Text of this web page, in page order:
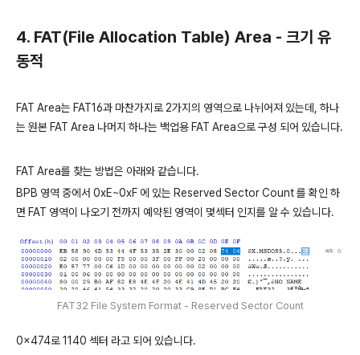
4. FAT(File Allocation Table) Area - 크기 유
동적
FAT Area는 FAT16과 마찬가지로 2가지의 영역으로 나뉘어져 있는데, 하나
는 원본 FAT Area 나머지 하나는 백업용 FAT Area으로 구성 되어 있습니다.
FAT Area를 찾는 방법은 아래와 같습니다.
BPB 영역 중에서 0xE~0xF 에 있는 Reserved Sector Count 를 확인 하
면 FAT 영역이 나오기 전까지 예약된 영역이 몇섹터 인지를 알 수 있습니다.
FAT32 File System Format - Reserved Sector Count
0x474로 1140 섹터 라고 되어 있습니다.